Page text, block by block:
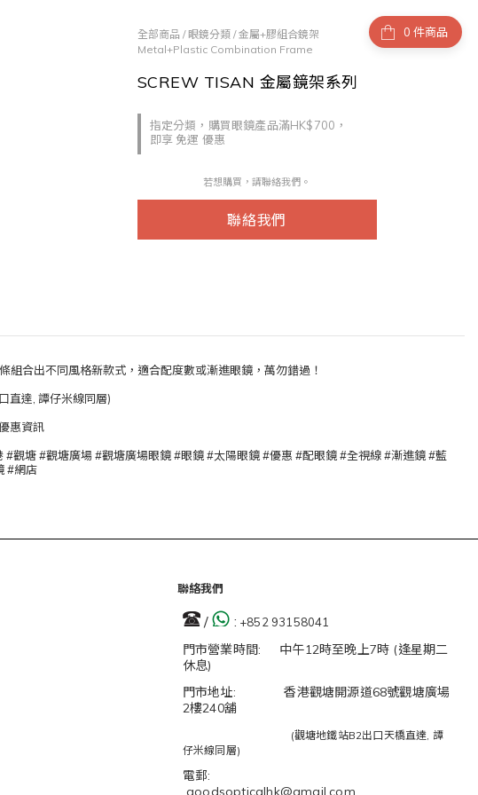
件商品
全部商品 /眼鏡分類/金屬+膠組合鏡架
Metal+Plastic Combination Frame
SCREW TISAN 金屬鏡架系列
指定分類，購買眼鏡產品滿HK$700，
即享 免運 優惠
若想購買，請聯絡我們。
聯絡我們
合出不同風格新款式，適合配度數或漸進眼鏡，萬勿錯過！
直達, 譚仔米線同層)
惠資訊
塘 #觀塘廣場 #觀塘廣場眼鏡 #眼鏡 #太陽眼鏡 #優惠 #配眼鏡 #全視線 #漸進鏡 #藍
#網店
聯絡我們
/ : +852 93158041
門市營業時間: 中午12時至晚上7時 (逢星期二
休息)
門市地址: 香港觀塘開源道68號觀塘廣場
2樓240舖
(觀塘地鐵站B2出口天橋直達, 譚
仔米線同層)
電郵:
goodsopticalhk@gmail.com